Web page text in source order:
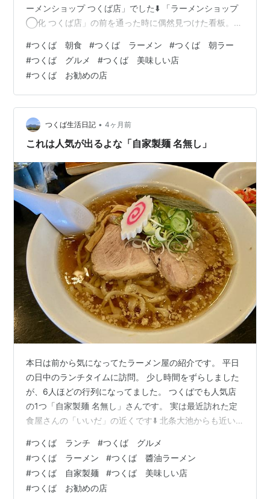
ーメンショップ つくば店」でした⬇️ 「ラーメンショップ
◯化 つくば店」の前を通った時に偶然見つけた看板。
た。 この日は土曜日でしたが、開店間もなくに到着。す
でに6名ぐらい入店されてました。 定番のネギラーメン
など、ラーメンショップでよく見かけるメニューが勢揃
い。 「ラーメンショップ◯化 」の特徴は「浅草開化
楼」の麺を使用するところです。 オーソドックスなラー
メンを注文しました。シンプル…
#つくば 朝食 #つくば ラーメン #つくば 朝ラー
#つくば グルメ #つくば 美味しい店
#つくば お勧めの店
つくば生活日記 • 4ヶ月前
これは人気が出るよな「自家製麺 名無し」
本日は前から気になってたラーメン屋の紹介です。 平日
の日中のランチタイムに訪問。 少し時間をずらしました
が、6人ほどの行列になってました。 つくばでも人気店
の1つ「自家製麺 名無し」さんです。 実は最近訪れた定
食屋さんの「いいだ」の近くです⬇️ 北条大池からも近い
待ちました。 カウンターに案内されました。こちらがメ
ニュー。ラーメン醬油味とかけもつ小を注文。 最初にか
けもつが着丼。ご飯にもつ煮をかけたシンプルなメニュ
ー。薬味も付いてます。 モツはとっても柔らかくて、
#つくば ランチ #つくば グルメ
#つくば ラーメン #つくば 醬油ラーメン
#つくば 自家製麺 #つくば 美味しい店
#つくば お勧めの店